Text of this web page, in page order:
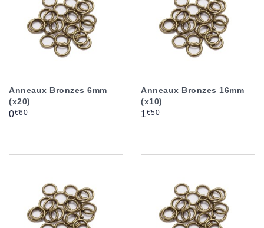
Anneaux Bronzes 6mm
(x20)
Prix
0€60
Anneaux Bronzes 16mm
(x10)
Prix
1€50